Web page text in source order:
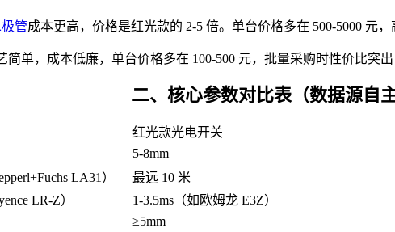
管成本更高，价格是红光款的 2-5 倍。单台价格多在 500-5000 元
单，成本低廉，单台价格多在 100-500 元，批量采购时性价比突
二、核心参数对比表（数据源自
红光款光电开关
5-8mm
LA31）
最远 10 米
LR-Z）
1-3.5ms（如欧姆龙 E3Z）
≥5mm